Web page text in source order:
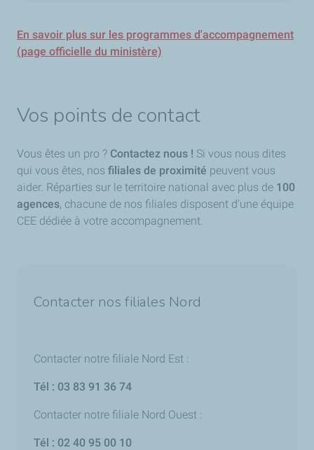
En savoir plus sur les programmes d'accompagnement
(page officielle du ministère)
Vos points de contact
Vous êtes un pro ? Contactez nous ! Si vous nous dites
qui vous êtes, nos filiales de proximité peuvent vous
aider. Réparties sur le territoire national avec plus de 100
agences, chacune de nos filiales disposent d'une équipe
CEE dédiée à votre accompagnement.
Contacter nos filiales Nord
Contacter notre filiale Nord Est :
Tél : 03 83 91 36 74
Contacter notre filiale Nord Ouest :
Tél : 02 40 95 00 10